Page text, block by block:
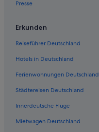
Presse
Erkunden
Reiseführer Deutschland
Hotels in Deutschland
Ferienwohnungen Deutschland
Städtereisen Deutschland
Innerdeutsche Flüge
Mietwagen Deutschland